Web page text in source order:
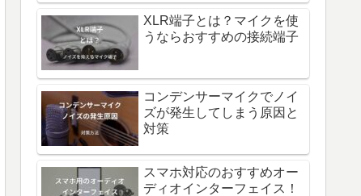
XLR端子とは？マイクを使
うならおすすめの接続端子
コンデンサーマイクでノイ
ズが発生してしまう原因と
対策
スマホ対応のおすすめオー
ディオインターフェイス！